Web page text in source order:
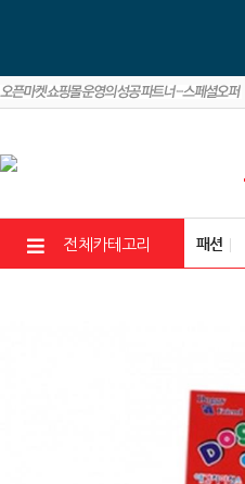
전체카테고리 패션